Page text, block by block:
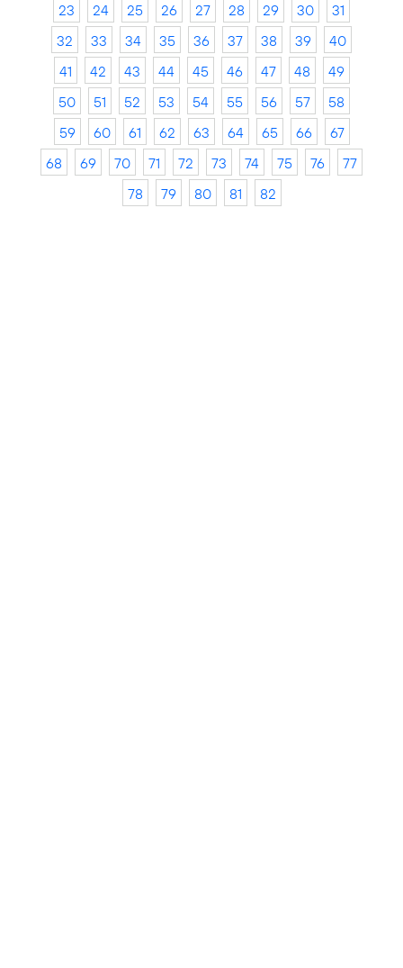
23
24 25 26 27 28 29 30
31
32
33 34 35 36 37 38 39
40
41
42 43 44 45 46 47 48
49
50
51 52 53 54 55 56 57
58
59
60 61 62 63 64 65 66
67
68
69 70 71 72 73 74 75 76
77
78
79 80 81 82